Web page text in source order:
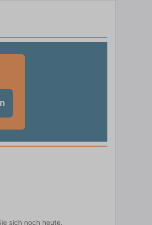
sich noch heute.